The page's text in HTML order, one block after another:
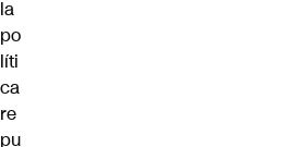
la
po
líti
ca
re
pu